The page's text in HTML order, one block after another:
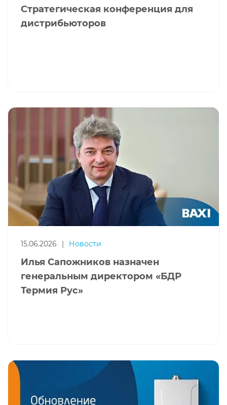
Стратегическая конференция для
дистрибьюторов
15.06.2026 Новости
Илья Сапожников назначен
генеральным директором «БДР
Термия Рус»